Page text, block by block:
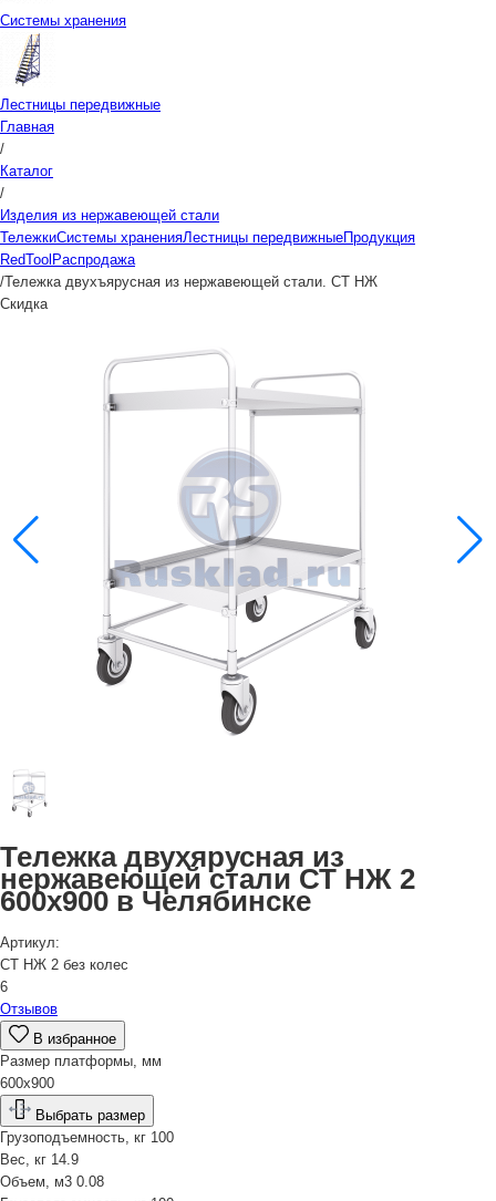
Системы хранения
Лестницы передвижные
Главная
/
Каталог
/
Изделия из нержавеющей стали
ТележкиСистемы храненияЛестницы передвижныеПродукция
RedTool Распродажа
/Тележка двухъярусная из нержавеющей стали. СТ НЖ
Скидка
Тележка двухярусная из
нержавеющей стали СТ НЖ 2
600х900 в Челябинске
Артикул:
СТ НЖ 2 без колес
6
Отзывов
В избранное
Размер платформы, мм
600х900
Выбрать размер
Грузоподъемность, кг 100
Вес, кг 14.9
Объем, м3 0.08